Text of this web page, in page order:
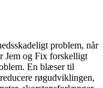
problem, når
Jem og Fix forskelligt
En blæser til
røgudviklingen,